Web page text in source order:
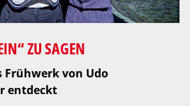
ZU SAGEN
Frühwerk von Udo
entdeckt